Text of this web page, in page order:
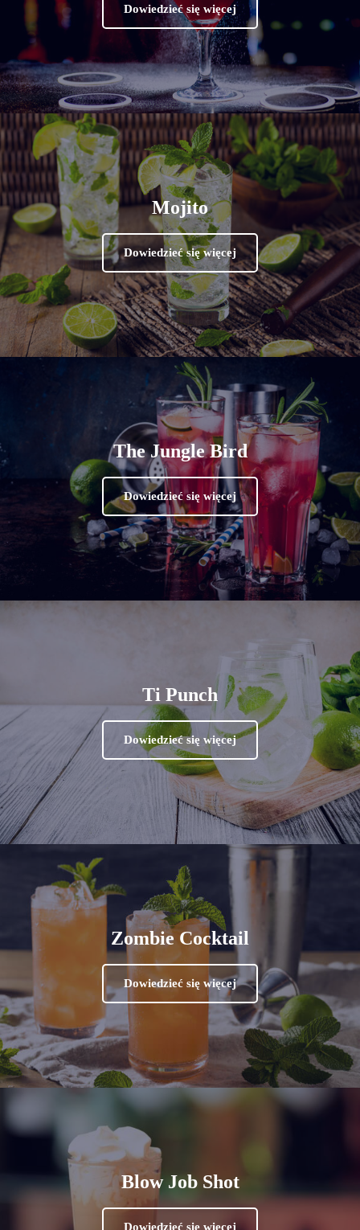
Dowiedzieć się więcej
Mojito
Dowiedzieć się więcej
The Jungle Bird
Dowiedzieć się więcej
Ti Punch
Dowiedzieć się więcej
Zombie Cocktail
Dowiedzieć się więcej
Blow Job Shot
Dowiedzieć się więcej